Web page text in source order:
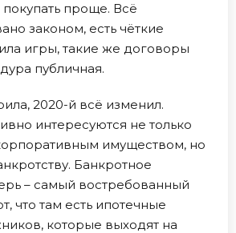
проще. Всё
законом, есть чёткие
игры, такие же договоры
публичная.
2020-й всё изменил.
интересуются не только
имуществом, но
Банкротное
– самый востребованный
что там есть ипотечные
которые выходят на